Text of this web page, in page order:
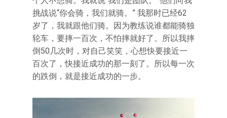
挑战说“你会骑，我们就骑。” 我那时已经62
岁了，我就跟他们骑。因为教练说谁都能骑独
轮车，要摔一百次，不怕摔就好了。所以我摔
倒50几次时，对自己笑笑，心想快要接近一
百次了，快接近成功的那一刻了。所以每一次
的跌倒，就是接近成功的一步。